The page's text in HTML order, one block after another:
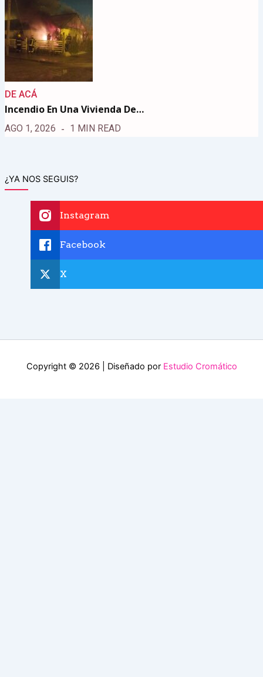
DE ACÁ
Incendio En Una Vivienda De…
AGO 1, 2026 1 MIN READ
¿YA NOS SEGUIS?
Instagram
Facebook
X
Copyright © 2026 | Diseñado por Estudio Cromático